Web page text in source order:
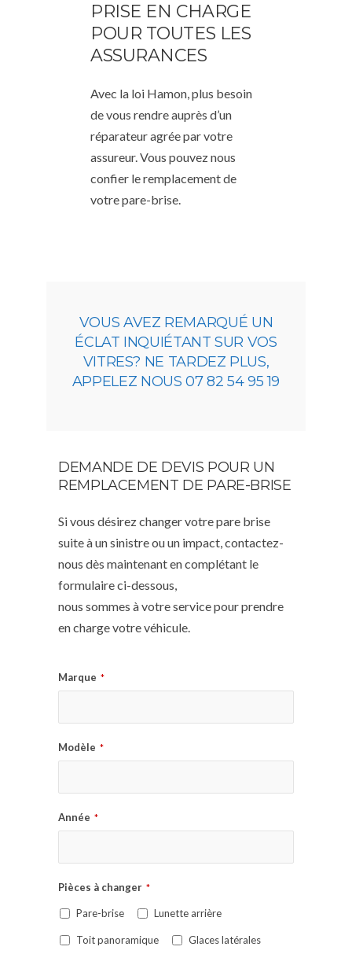
PRISE EN CHARGE
POUR TOUTES LES
ASSURANCES
Avec la loi Hamon, plus besoin
de vous rendre auprès d’un
réparateur agrée par votre
assureur. Vous pouvez nous
confier le remplacement de
votre pare-brise.
VOUS AVEZ REMARQUÉ UN
ÉCLAT INQUIÉTANT SUR VOS
VITRES? NE TARDEZ PLUS,
APPELEZ NOUS 07 82 54 95 19
DEMANDE DE DEVIS POUR UN
REMPLACEMENT DE PARE-BRISE
Si vous désirez changer votre pare brise
suite à un sinistre ou un impact, contactez-
nous dès maintenant en complétant le
formulaire ci-dessous,
nous sommes à votre service pour prendre
en charge votre véhicule.
Marque *
Modèle *
Année *
Pièces à changer *
Pare-brise Lunette arrière
Toit panoramique Glaces latérales